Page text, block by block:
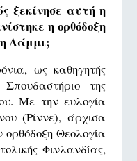
ξεκίνησε αυτή η
η ορθόδοξη
Λάμμι;
ως καθηγητής
της
Με την ευλογία
(Ρίννε), άρχισα
Θεολογία
Φινλανδίας,